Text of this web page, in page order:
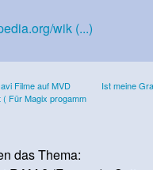
wik (...)
Filme auf MVD
( Für Magix progamm
Ist meine
das Thema: